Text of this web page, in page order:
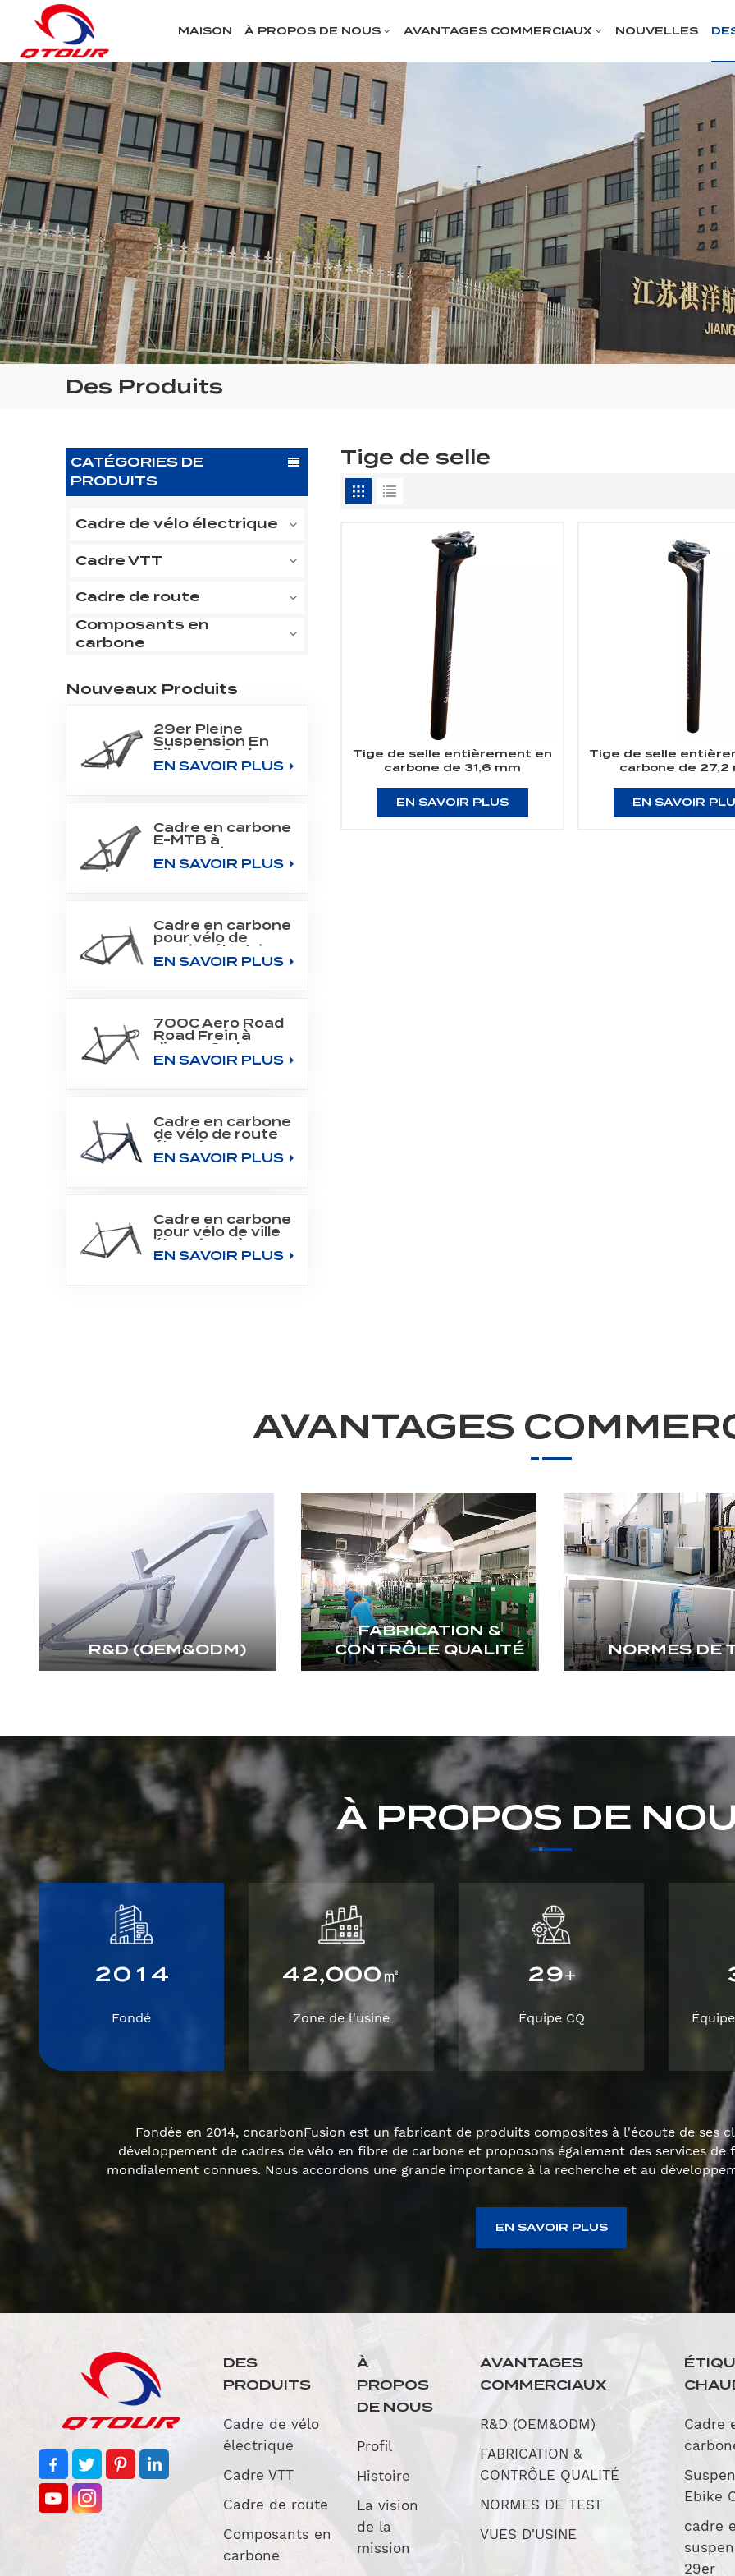
MAISON À PROPOS DE NOUS AVANTAGES COMMERCIAUX NOUVELLES
Des Produits
CATÉGORIES DE
PRODUITS
Cadre de vélo électrique
Cadre VTT
Cadre de route
Composants en
carbone
Nouveaux Produits
29er Pleine
Suspension En
Fibre De Carbone
Tout Cadre De
EN SAVOIR PLUS
Cadre en carbone
E-MTB à
suspension
intégrale pour
EN SAVOIR PLUS
Cadre en carbone
pour vélo de
gravier électrique
700C Fit Fazua
EN SAVOIR PLUS
700C Aero Road
Road Frein à
disque Cadre en
carbone
EN SAVOIR PLUS
Cadre en carbone
de vélo de route
électrique 700C
pour moteur
EN SAVOIR PLUS
Cadre en carbone
pour vélo de ville
électrique à
moteur arrière
EN SAVOIR PLUS
Tige de selle
Tige de selle entièrement en
carbone de 31,6 mm
EN SAVOIR PLUS
Tige de selle
carbone de 27,2
EN SAVOIR
AVANTAGES
R&D (OEM&ODM)
FABRICATION &
CONTRÔLE QUALITÉ
NORMES DE
À PROPOS DE
20 1 4
Fondé
42,000㎡
Zone de l'usine
29+
Équipe CQ
Fondée en 2014, cncarbonFusion est un fabricant de produits composites à l'écoute de ses
développement de cadres de vélo en fibre de carbone et proposons également des services
mondialement connues. Nous accordons une grande importance à la recherche et au
EN SAVOIR PLUS
DES
PRODUITS
Cadre de vélo
électrique
Cadre VTT
Cadre de route
Composants en
carbone
À
PROPOS
DE NOUS
Profil
Histoire
La vision
de la
mission
AVANTAGES
COMMERCIAUX
R&D (OEM&ODM)
FABRICATION &
CONTRÔLE QUALITÉ
NORMES DE TEST
VUES D'USINE
Cadre
Ebike
cadre
29er